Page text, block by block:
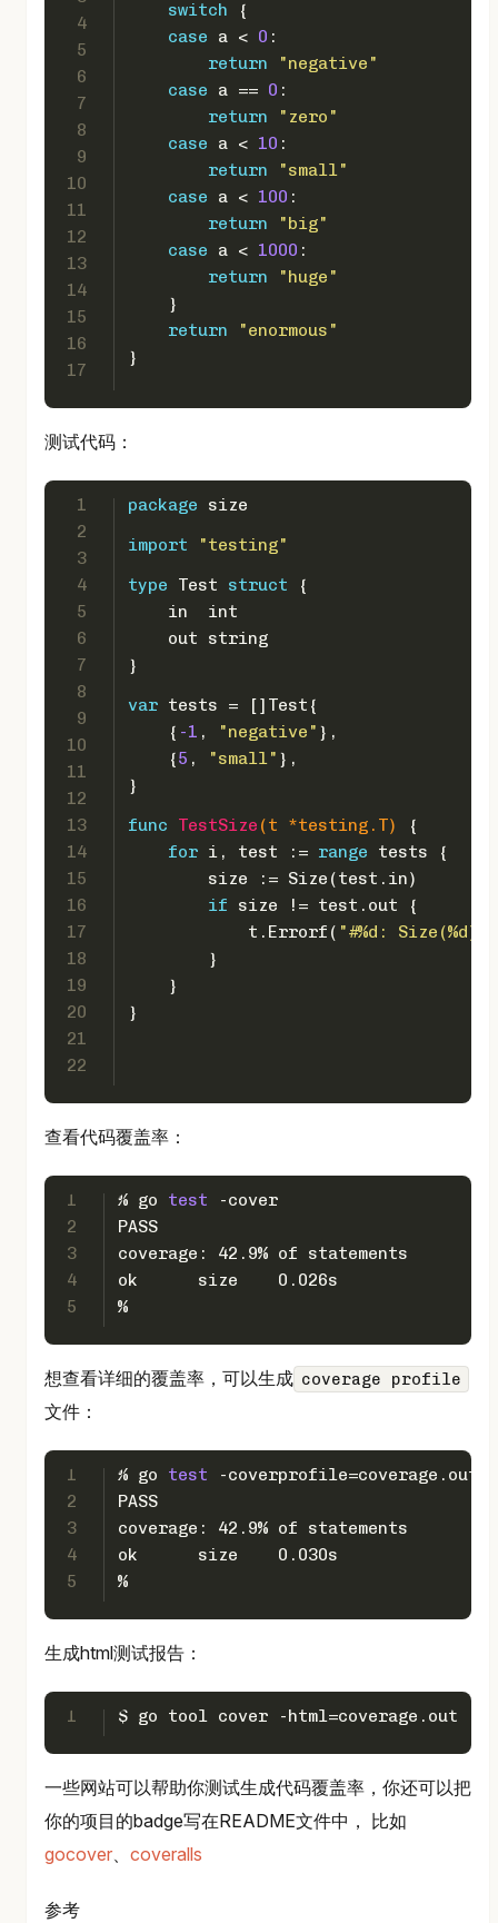
4
5
6
7
8
9
10
11
12
13
14
15
16
17
switch {
case a < 0 :
return
"negative"
case a == 0 :
return
"zero"
case a < 10 :
return
"small"
case a < 100 :
return
"big"
case a < 1000 :
return
"huge"
    }
return
"enormous"
}
测试代码：
1
2
3
4
5
6
7
8
9
10
11
12
13
14
15
16
17
18
19
20
21
22
package size
import
"testing"
type Test struct {
    in
int
    out
string
}
var tests = []Test{
    {
-1 , "negative" },
    {
5 , "small" },
}
func
TestSize (t *testing.T)
{
for i, test := range tests {
        size := Size(test.in)
if size != test.out {
            t.Errorf(
"#%d:
        }
    }
}
查看代码覆盖率：
1
2
3
4
5
% go test -cover
PASS
coverage: 42.9% of statements
ok      size    0.026s
%
想查看详细的覆盖率，可以生成 coverage profile
文件：
1
2
3
4
5
% go test -coverprofile=coverage.out
PASS
coverage: 42.9% of statements
ok      size    0.030s
%
生成html测试报告：
1 $ go tool cover -html=coverage.out
一些网站可以帮助你测试生成代码覆盖率，你还可以把
你的项目的badge写在README文件中， 比如
gocover、 coveralls
参考